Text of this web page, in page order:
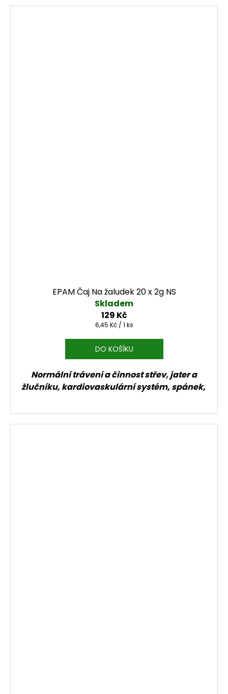
EPAM Čaj Na žaludek 20 x 2g NS
Skladem
129 Kč
Měrná cena:
6,45 Kč / 1 ks
DO KOŠÍKU
Normální trávení a činnost střev, jater a
žlučníku, kardiovaskulární systém, spánek,